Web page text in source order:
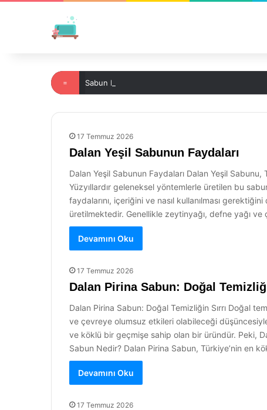
= Sabun Köpüğü Olmak Deyimi Nedir?
17 Temmuz 2026
Dalan Yeşil Sabunun Faydaları
Dalan Yeşil Sabunun Faydaları Dalan Yeşil
Yüzyıllardır geleneksel yöntemlerle üretilen bu
faydalarını, içeriğini ve nasıl kullanılması
üretilmektedir. Genellikle zeytinyağı, defne yağı
Devamını Oku
17 Temmuz 2026
Dalan Pirina Sabun: Doğal
Dalan Pirina Sabun: Doğal Temizliğin Sırrı Doğal
ve çevreye olumsuz etkileri olabileceği
ve köklü bir geçmişe sahip olan bir üründür. Peki,
Sabun Nedir? Dalan Pirina Sabun, Türkiye’nin en
Devamını Oku
17 Temmuz 2026